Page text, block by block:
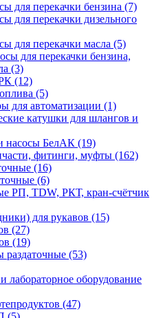
для перекачки бензина (7)
для перекачки дизельного
для перекачки масла (5)
для перекачки бензина,
(3)
(12)
(5)
для автоматизации (1)
катушки для шлангов и
БелАК (19)
фитинги, муфты (162)
(16)
(6)
РП, TDW, РКТ, кран-счётчик
для рукавов (15)
(27)
(19)
раздаточные (53)
лабораторное оборудование
(47)